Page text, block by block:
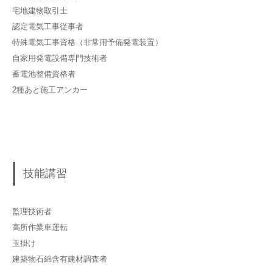
宅地建物取引士
認定電気工事従事者
特殊電気工事資格（非常用予備発電装置）
自家用発電設備専門技術者
蓄電池整備資格者
2種あと施工アンカー
技能講習
監理技術者
高所作業車運転
玉掛け
建築物石綿含有建材調査者